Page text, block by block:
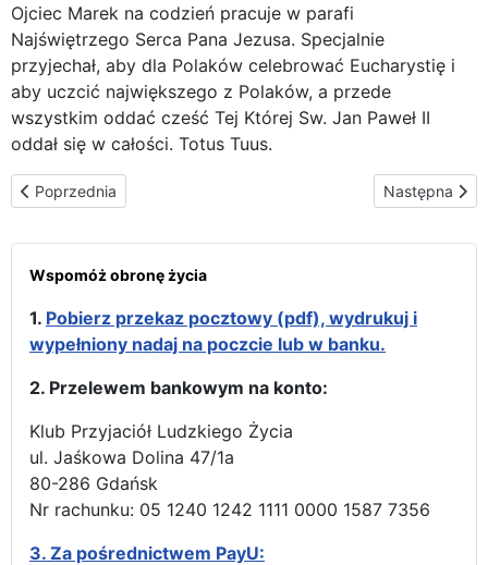
Ojciec Marek na codzień pracuje w parafi
Najświętrzego Serca Pana Jezusa. Specjalnie
przyjechał, aby dla Polaków celebrować Eucharystię i
aby uczcić największego z Polaków, a przede
wszystkim oddać cześć Tej Której Sw. Jan Paweł II
oddał się w całości. Totus Tuus.
Poprzednia strona: Objawienie Pańskie u Matki Bożej
Poprzednia Następna
Następna
Wspomóż obronę życia
1. Pobierz przekaz pocztowy (pdf), wydrukuj i
wypełniony nadaj na poczcie lub w banku.
2. Przelewem bankowym na konto:
Klub Przyjaciół Ludzkiego Życia
ul. Jaśkowa Dolina 47/1a
80-286 Gdańsk
Nr rachunku: 05 1240 1242 1111 0000 1587 7356
3. Za pośrednictwem PayU: